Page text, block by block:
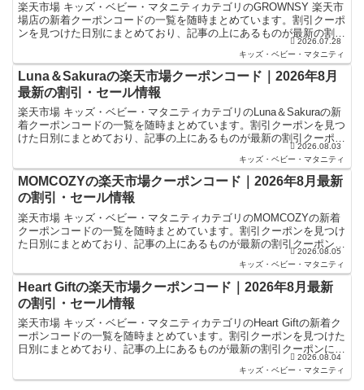
楽天市場 キッズ・ベビー・マタニティカテゴリのGROWNSY 楽天市
場店の新着クーポンコードの一覧を随時まとめています。割引クーポ
ンを見つけた日別にまとめており、記事の上にあるものが最新の割引
2026.07.28
キッズ・ベビー・マタニティ
Luna＆Sakuraの楽天市場クーポンコード｜2026年8月
最新の割引・セール情報
楽天市場 キッズ・ベビー・マタニティカテゴリのLuna＆Sakuraの新
着クーポンコードの一覧を随時まとめています。割引クーポンを見つ
けた日別にまとめており、記事の上にあるものが最新の割引クーポン
2026.08.03
キッズ・ベビー・マタニティ
MOMCOZYの楽天市場クーポンコード｜2026年8月最新
の割引・セール情報
楽天市場 キッズ・ベビー・マタニティカテゴリのMOMCOZYの新着
クーポンコードの一覧を随時まとめています。割引クーポンを見つけ
た日別にまとめており、記事の上にあるものが最新の割引クーポンに
なります。楽天スーパーセールやお買い物マラソンなど...
2026.08.05
キッズ・ベビー・マタニティ
Heart Giftの楽天市場クーポンコード｜2026年8月最新
の割引・セール情報
楽天市場 キッズ・ベビー・マタニティカテゴリのHeart Giftの新着ク
ーポンコードの一覧を随時まとめています。割引クーポンを見つけた
日別にまとめており、記事の上にあるものが最新の割引クーポンにな
2026.08.04
キッズ・ベビー・マタニティ